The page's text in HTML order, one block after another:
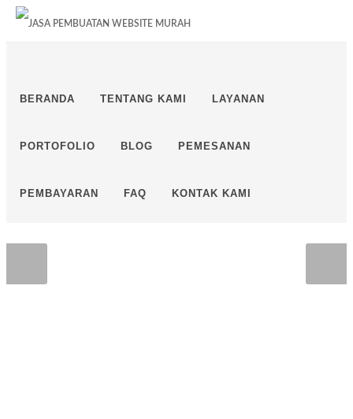
BERANDA TENTANG KAMI LAYANAN
PORTOFOLIO BLOG PEMESANAN
PEMBAYARAN FAQ KONTAK KAMI